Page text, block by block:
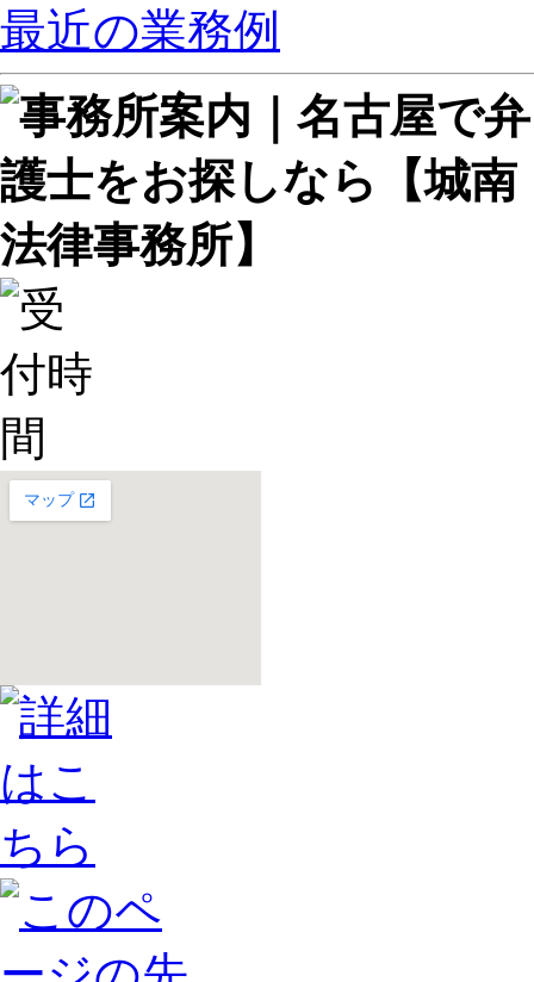
最近の業務例